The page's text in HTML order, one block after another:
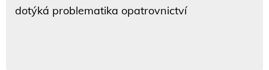
dotýká problematika opatrovnictví